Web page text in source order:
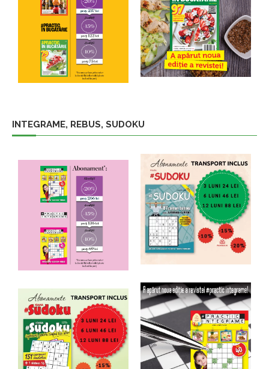
INTEGRAME, REBUS, SUDOKU